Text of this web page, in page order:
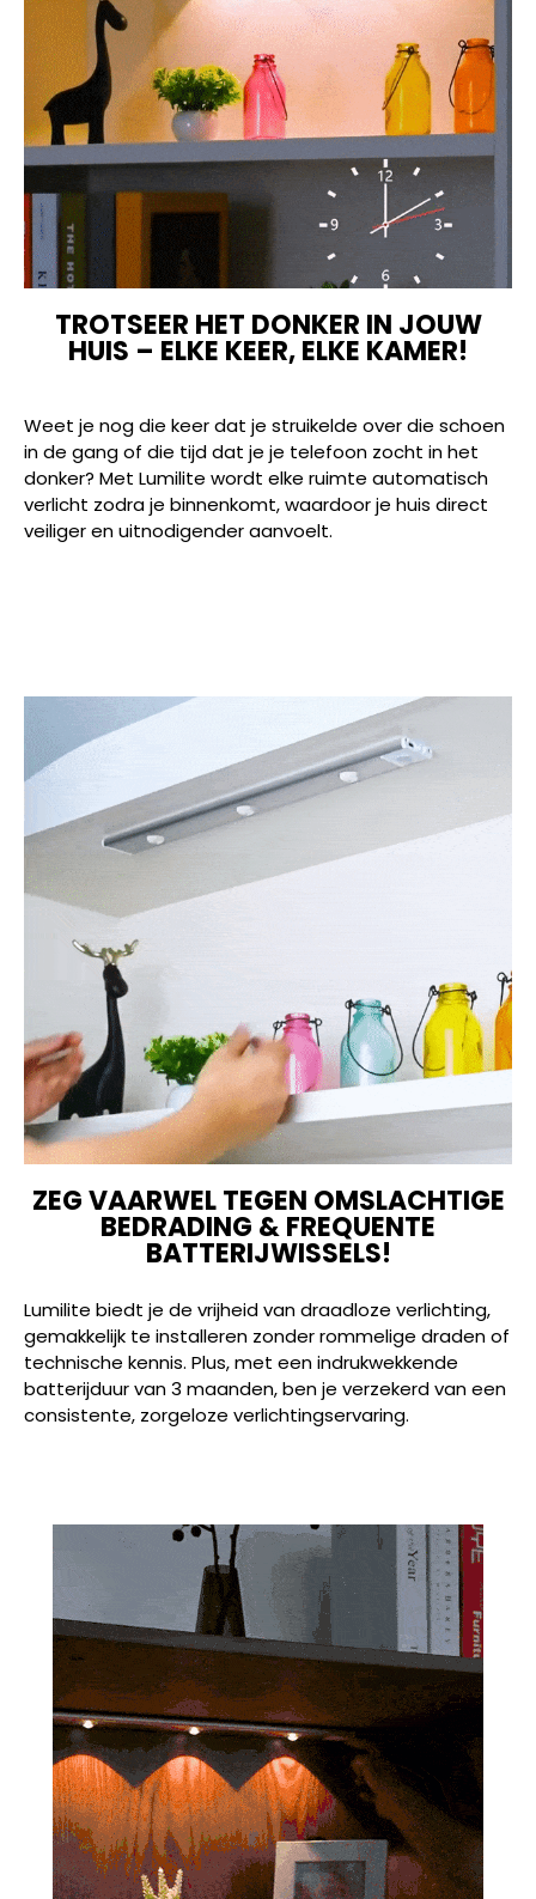
TROTSEER HET DONKER IN JOUW
HUIS – ELKE KEER, ELKE KAMER!
Weet je nog die keer dat je struikelde over die schoen
in de gang of die tijd dat je je telefoon zocht in het
donker? Met Lumilite wordt elke ruimte automatisch
verlicht zodra je binnenkomt, waardoor je huis direct
veiliger en uitnodigender aanvoelt.
ZEG VAARWEL TEGEN OMSLACHTIGE
BEDRADING & FREQUENTE
BATTERIJWISSELS!
Lumilite biedt je de vrijheid van draadloze verlichting,
gemakkelijk te installeren zonder rommelige draden of
technische kennis. Plus, met een indrukwekkende
batterijduur van 3 maanden, ben je verzekerd van een
consistente, zorgeloze verlichtingservaring.